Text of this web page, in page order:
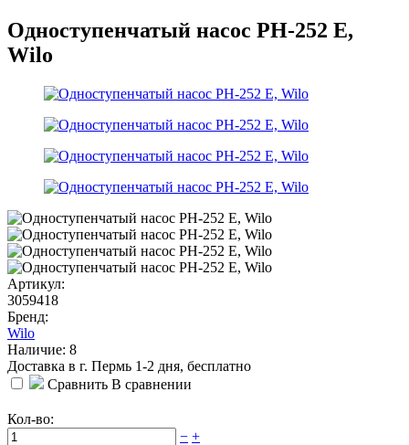
Одноступенчатый насос PH-252 E,
Wilo
Артикул:
3059418
Бренд:
Wilo
Наличие: 8
Доставка в г. Пермь 1-2 дня, бесплатно
Сравнить В сравнении
Кол-во:
− +